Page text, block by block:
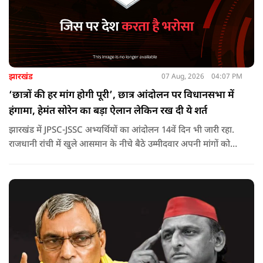
झारखंड 07 Aug, 2026 04:07 PM
‘छात्रों की हर मांग होगी पूरी’, छात्र आंदोलन पर विधानसभा में
हंगामा, हेमंत सोरेन का बड़ा ऐलान लेकिन रख दी ये शर्त
झारखंड में JPSC-JSSC अभ्यर्थियों का आंदोलन 14वें दिन भी जारी रहा.
राजधानी रांची में खुले आसमान के नीचे बैठे उम्मीदवार अपनी मांगों को